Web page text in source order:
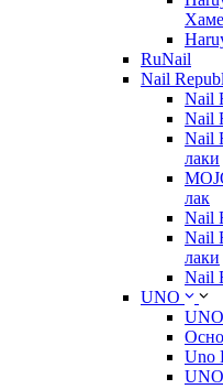
RuNail
Nail
Nail
Nail
Nail
лаки
лак
Nail
Nail
лаки
Nail
UNO
Uno